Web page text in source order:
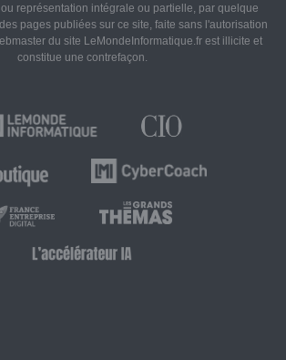
représentation intégrale ou partielle, par quelque
pages publiées sur ce site, faite sans l'autorisation
du site LeMondeInformatique.fr est illicite et
constitue une contrefaçon.